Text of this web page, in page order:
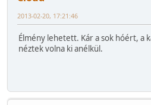
2013-02-20, 17:21:46
Élmény lehetett. Kár a sok hóért, a
néztek volna ki anélkül.